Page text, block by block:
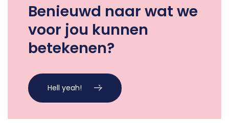
Benieuwd naar wat we
voor jou kunnen
betekenen?
Hell yeah!